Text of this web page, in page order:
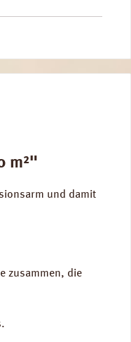
m²"
und damit
zusammen, die